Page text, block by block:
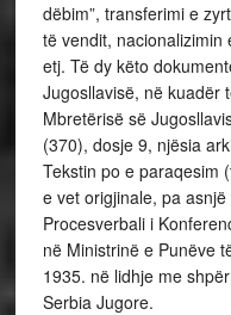
dëbim”, transferimi e
të vendit, nacionalizimin
etj. Të dy këto
Jugosllavisë, në kuadër
Mbretërisë së
(370), dosje 9, njësia
Tekstin po e paraqesim
e vet origjinale, pa
Procesverbali i
në Ministrinë e Punëve
1935. në lidhje me
Serbia Jugore.